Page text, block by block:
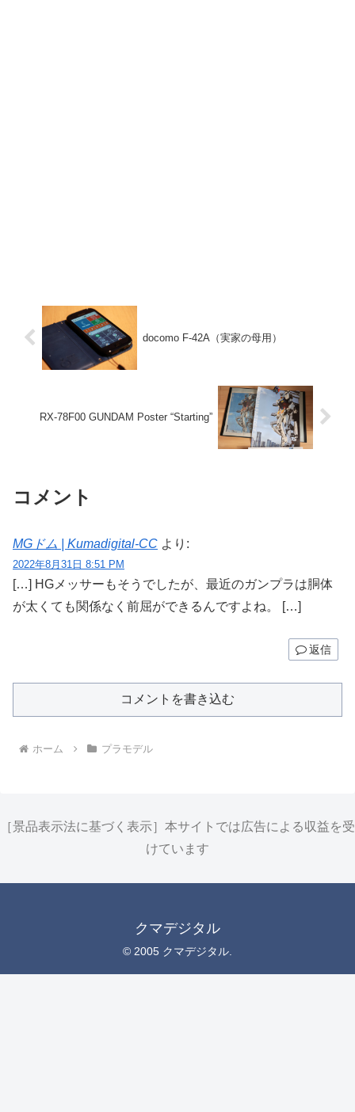
docomo F-42A（実家の母用）
RX-78F00 GUNDAM Poster “Starting”
コメント
MGドム | Kumadigital-CC より:
2022年8月31日 8:51 PM
[…] HGメッサーもそうでしたが、最近のガンプラは胴体
が太くても関係なく前屈ができるんですよね。 […]
返信
コメントを書き込む
ホーム プラモデル
［景品表示法に基づく表示］本サイトでは広告による収益を受
けています
クマデジタル
© 2005 クマデジタル.